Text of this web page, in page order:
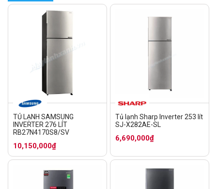
TỦ LẠNH SAMSUNG
INVERTER 276 LÍT
RB27N4170S8/SV
10,150,000₫
Tủ lạnh Sharp Inverter 253 lít
SJ-X282AE-SL
6,690,000₫